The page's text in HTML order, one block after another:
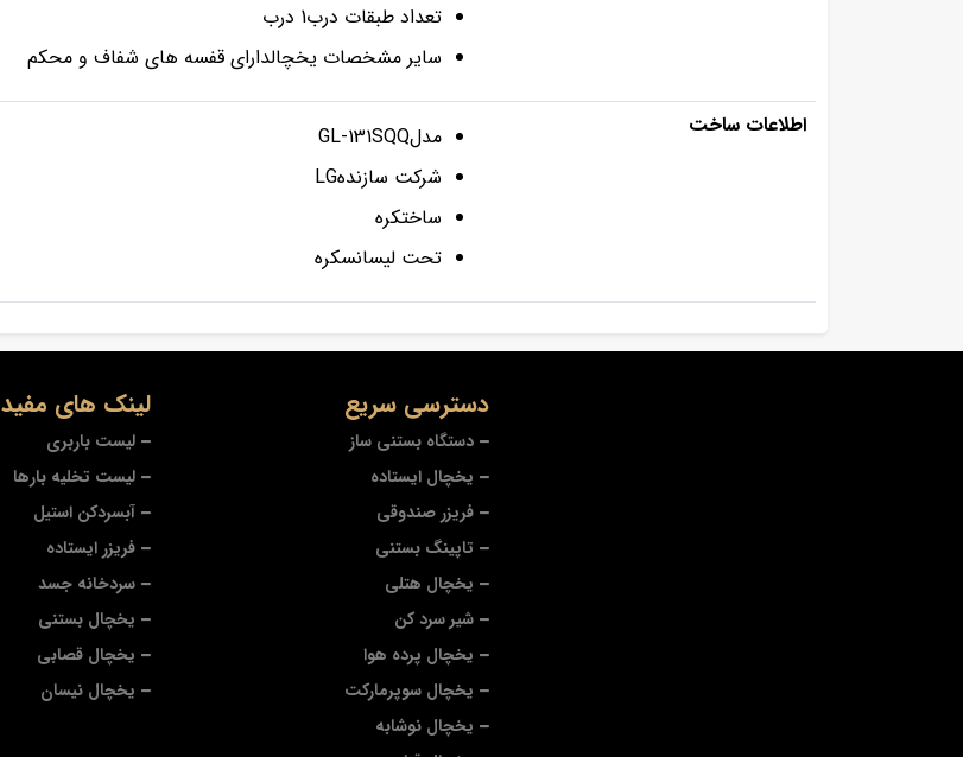
تعداد طبقات درب1 درب
سایر مشخصات یخچالدارای قفسه های شفاف و محکم
اطلاعات ساخت
مدلGL-131SQQ
شرکت سازندهLG
ساختکره
تحت لیسانسکره
دسترسی سریع
دستگاه بستنی ساز
یخچال ایستاده
فریزر صندوقی
تاپینگ بستنی
یخچال هتلی
شیر سرد کن
یخچال پرده هوا
یخچال سوپرمارکت
یخچال نوشابه
لینک های مفید
لیست باربری
لیست تخلیه بارها
آبسردکن استیل
فریزر ایستاده
سردخانه جسد
یخچال بستنی
یخچال قصابی
یخچال نیسان